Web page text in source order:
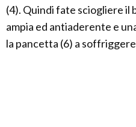
(4). Quindi fate sciogliere il
ampia ed antiaderente e
la pancetta (6) a